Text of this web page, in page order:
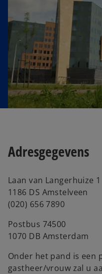
e
b
Adresgegevens
Laan van Langerhuize 1
1186 DS Amstelveen
(020) 656 7890
Postbus 74500
1070 DB Amsterdam
Onder het pand is een
gastheer/vrouw zal u